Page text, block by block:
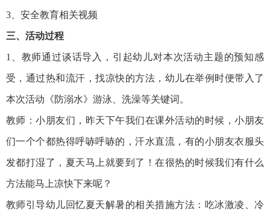
3、安全教育相关视频
三、活动过程
1、教师通过谈话导入，引起幼儿对本次活动主题的预知感
受，通过热和流汗，找凉快的方法，幼儿在举例时便带入了
本次活动《防溺水》游泳、洗澡等关键词。
教师：小朋友们，昨天下午我们在课外活动的时候，小朋友
们一个个都热得呼哧呼哧的，汗水直流，有的小朋友衣服头
发都打湿了，夏天马上就要到了！在很热的时候我们有什么
方法能马上凉快下来呢？
教师引导幼儿回忆夏天解暑的相关措施方法：吃冰激凌、冷